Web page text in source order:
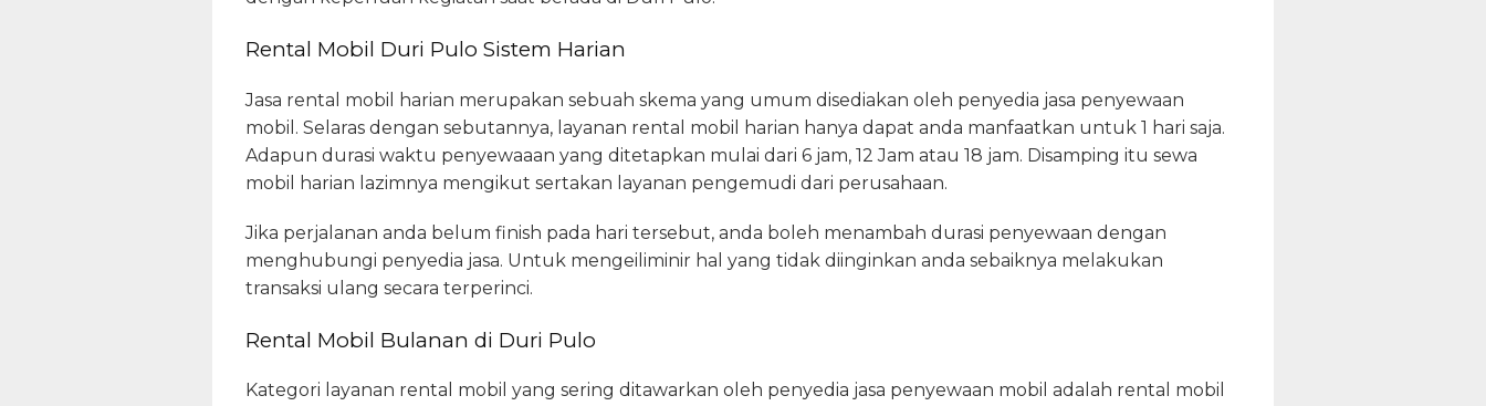
Rental Mobil Duri Pulo Sistem Harian
Jasa rental mobil harian merupakan sebuah skema yang umum disediakan oleh penyedia jasa penyewaan
mobil. Selaras dengan sebutannya, layanan rental mobil harian hanya dapat anda manfaatkan untuk 1 hari saja.
Adapun durasi waktu penyewaaan yang ditetapkan mulai dari 6 jam, 12 Jam atau 18 jam. Disamping itu sewa
mobil harian lazimnya mengikut sertakan layanan pengemudi dari perusahaan.
Jika perjalanan anda belum finish pada hari tersebut, anda boleh menambah durasi penyewaan dengan
menghubungi penyedia jasa. Untuk mengeiliminir hal yang tidak diinginkan anda sebaiknya melakukan
transaksi ulang secara terperinci.
Rental Mobil Bulanan di Duri Pulo
Kategori layanan rental mobil yang sering ditawarkan oleh penyedia jasa penyewaan mobil adalah rental mobil